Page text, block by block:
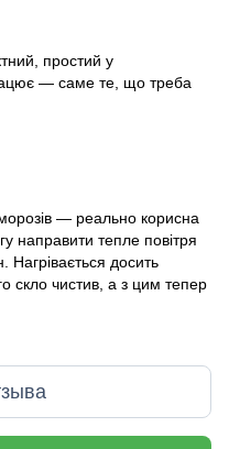
простий у
— саме те, що треба
— реально корисна
направити тепле повітря
досить
скло чистив, а з цим тепер